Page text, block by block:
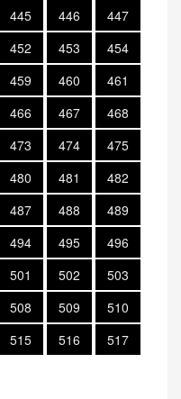
445 446
447
452 453
454
459 460
461
466 467
468
473 474
475
480 481
482
487 488
489
494 495
496
501 502
503
508 509
510
515 516
517